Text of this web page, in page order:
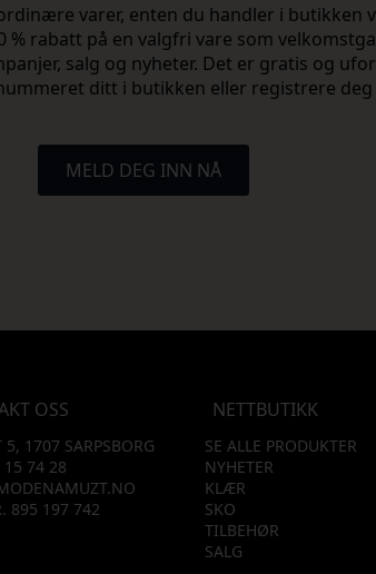
varer, enten du handler i butikken
% rabatt på en valgfri vare som
salg og nyheter. Det er gratis og
ditt i butikken eller registrere
MELD DEG INN NÅ
OSS
5, 1707 SARPSBORG
15 74 28
895 197 742
NETTBUTIKK
SE ALLE PRODUKTER
NYHETER
KLÆR
SKO
TILBEHØR
SALG